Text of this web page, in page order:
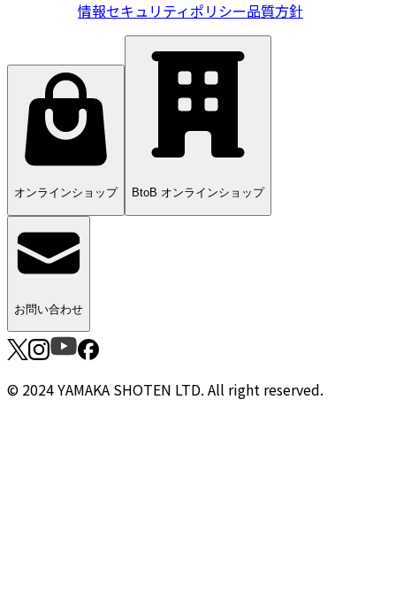
情報セキュリティポリシー品質方針
オンラインショップ BtoB オンラインショップ
お問い合わせ
© 2024 YAMAKA SHOTEN LTD. All right reserved.